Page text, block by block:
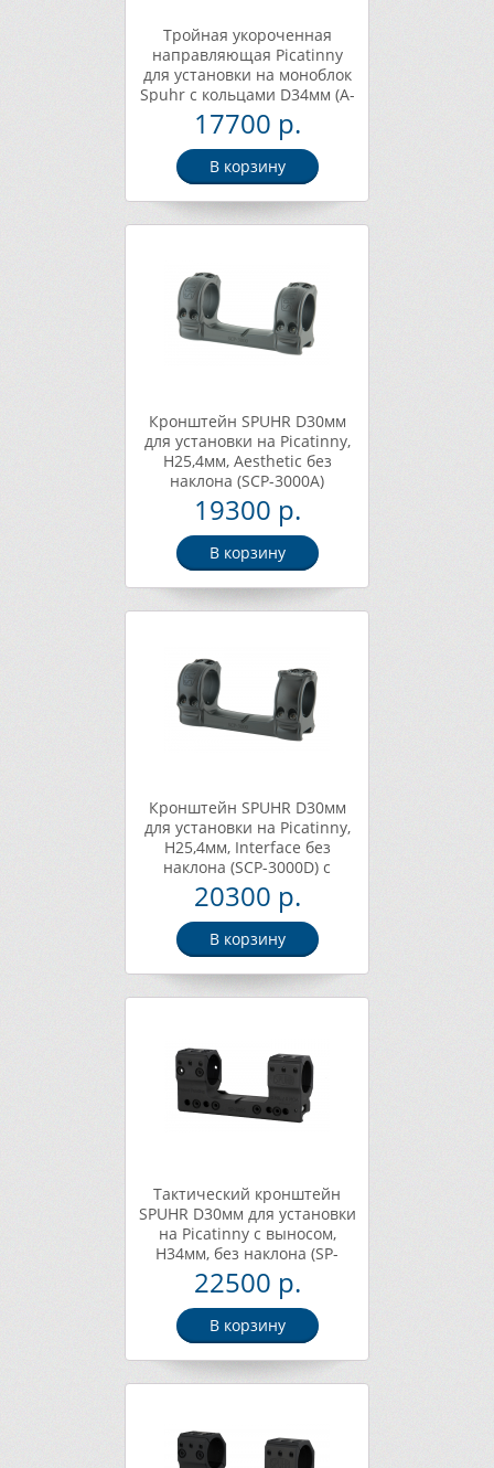
Тройная укороченная
направляющая Picatinny
для установки на моноблок
Spuhr с кольцами D34мм (A-
0090)
17700 р.
В корзину
Кронштейн SPUHR D30мм
для установки на Picatinny,
H25,4мм, Aesthetic без
наклона (SCP-3000A)
19300 р.
В корзину
Кронштейн SPUHR D30мм
для установки на Picatinny,
H25,4мм, Interface без
наклона (SCP-3000D) с
доп.планкой
20300 р.
В корзину
Тактический кронштейн
SPUHR D30мм для установки
на Picatinny c выносом,
H34мм, без наклона (SP-
3006)
22500 р.
В корзину